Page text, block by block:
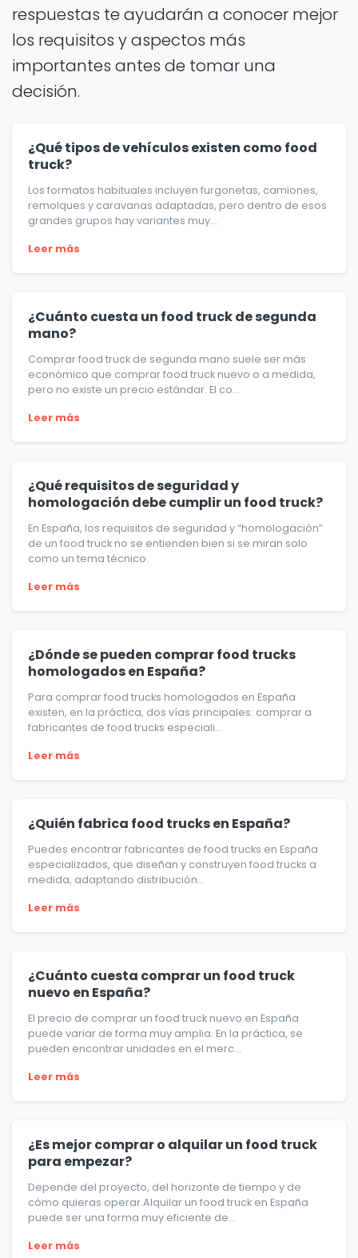
respuestas te ayudarán a conocer mejor
los requisitos y aspectos más
importantes antes de tomar una
decisión.
¿Qué tipos de vehículos existen como food
truck?
Los formatos habituales incluyen furgonetas, camiones,
remolques y caravanas adaptadas, pero dentro de esos
grandes grupos hay variantes muy...
Leer más
¿Cuánto cuesta un food truck de segunda
mano?
Comprar food truck de segunda mano suele ser más
económico que comprar food truck nuevo o a medida,
pero no existe un precio estándar. El co...
Leer más
¿Qué requisitos de seguridad y
homologación debe cumplir un food truck?
En España, los requisitos de seguridad y “homologación”
de un food truck no se entienden bien si se miran solo
como un tema técnico.
Leer más
¿Dónde se pueden comprar food trucks
homologados en España?
Para comprar food trucks homologados en España
existen, en la práctica, dos vías principales: comprar a
fabricantes de food trucks especiali...
Leer más
¿Quién fabrica food trucks en España?
Puedes encontrar fabricantes de food trucks en España
especializados, que diseñan y construyen food trucks a
medida, adaptando distribución...
Leer más
¿Cuánto cuesta comprar un food truck
nuevo en España?
El precio de comprar un food truck nuevo en España
puede variar de forma muy amplia. En la práctica, se
pueden encontrar unidades en el merc...
Leer más
¿Es mejor comprar o alquilar un food truck
para empezar?
Depende del proyecto, del horizonte de tiempo y de
cómo quieras operar.Alquilar un food truck en España
puede ser una forma muy eficiente de...
Leer más